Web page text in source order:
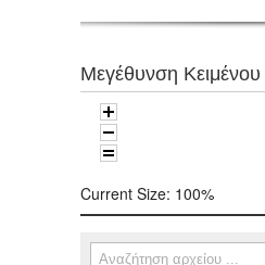
Μεγέθυνση Κειμένου
Current Size: 100%
Φόρμα αναζήτησης
Αναζήτηση